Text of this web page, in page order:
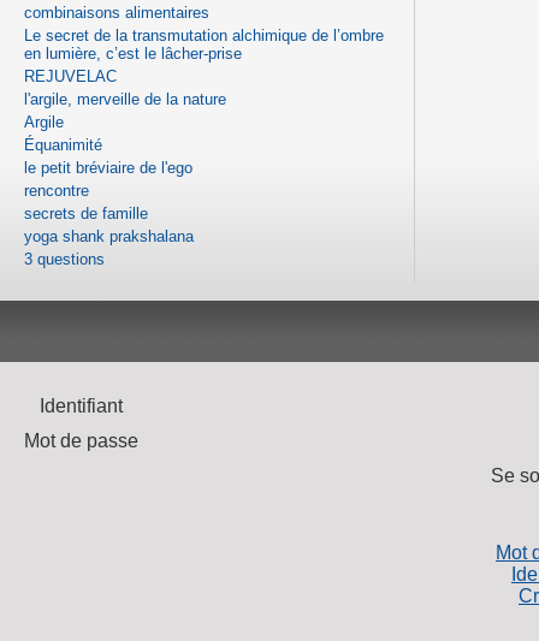
combinaisons alimentaires
Le secret de la transmutation alchimique de l’ombre
en lumière, c’est le lâcher-prise
REJUVELAC
l'argile, merveille de la nature
Argile
Équanimité
le petit bréviaire de l'ego
rencontre
secrets de famille
yoga shank prakshalana
3 questions
Identifiant
Mot de passe
Se
Mot